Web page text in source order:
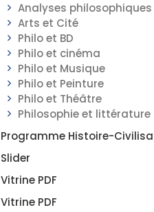
Analyses
Arts et Cité
Philo et BD
Philo et cinéma
Philo et Musique
Philo et Peinture
Philo et Théâtre
Philosophie et littérature
Programme Histoire-
Slider
Vitrine PDF
Vitrine PDF